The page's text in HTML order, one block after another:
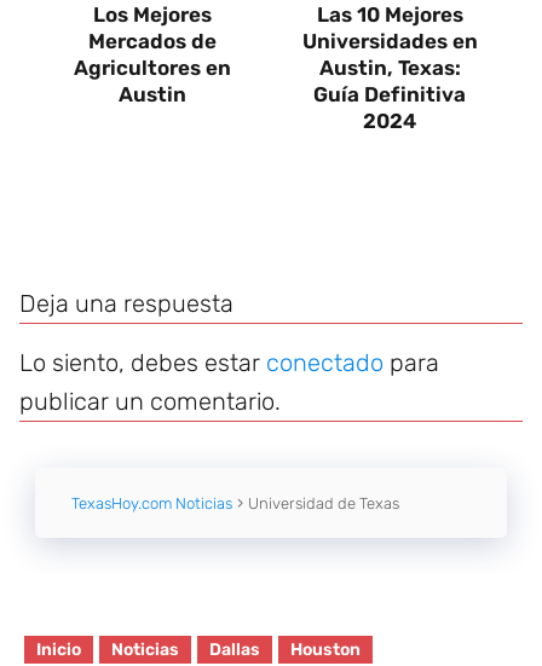
Los Mejores
Mercados de
Agricultores en
Austin
Las 10 Mejores
Universidades en
Austin, Texas:
Guía Definitiva
2024
Deja una respuesta
Lo siento, debes estar conectado para
publicar un comentario.
TexasHoy.com Noticias Universidad de Texas
Inicio Noticias Dallas Houston